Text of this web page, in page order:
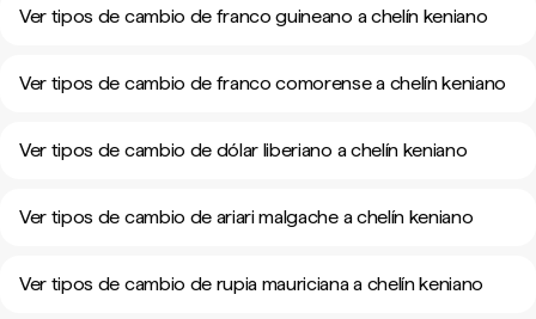
Ver tipos de cambio de franco guineano a chelín keniano
Ver tipos de cambio de franco comorense a chelín keniano
Ver tipos de cambio de dólar liberiano a chelín keniano
Ver tipos de cambio de ariari malgache a chelín keniano
Ver tipos de cambio de rupia mauriciana a chelín keniano